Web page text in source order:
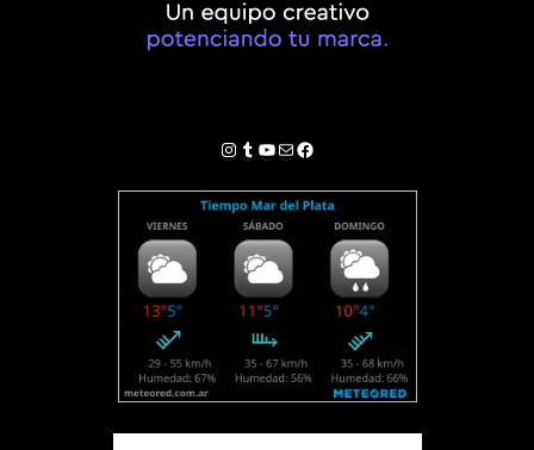
Instagram
Tumblr
YouTube
Correo electrónico
Facebook